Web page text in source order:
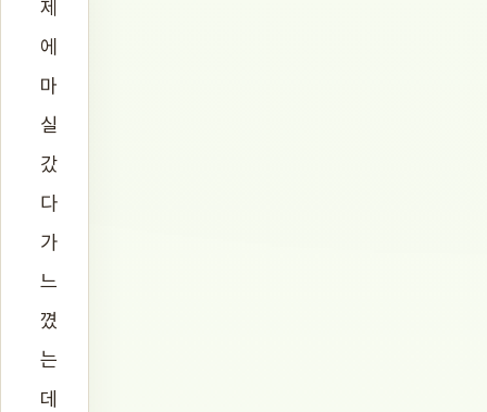
제
에
마
실
갔
다
가
느
꼈
는
데